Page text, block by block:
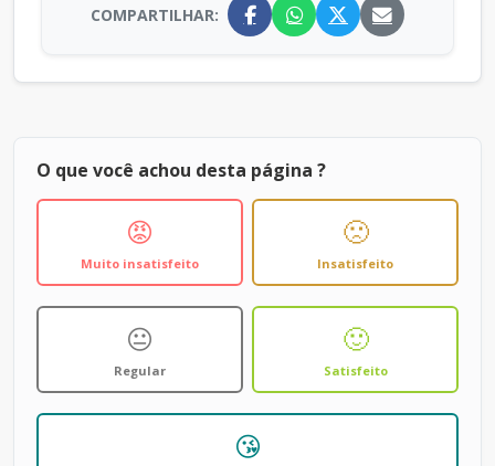
COMPARTILHAR:
O que você achou desta página ?
😡
Muito insatisfeito
🙁
Insatisfeito
😐
Regular
🙂
Satisfeito
😘